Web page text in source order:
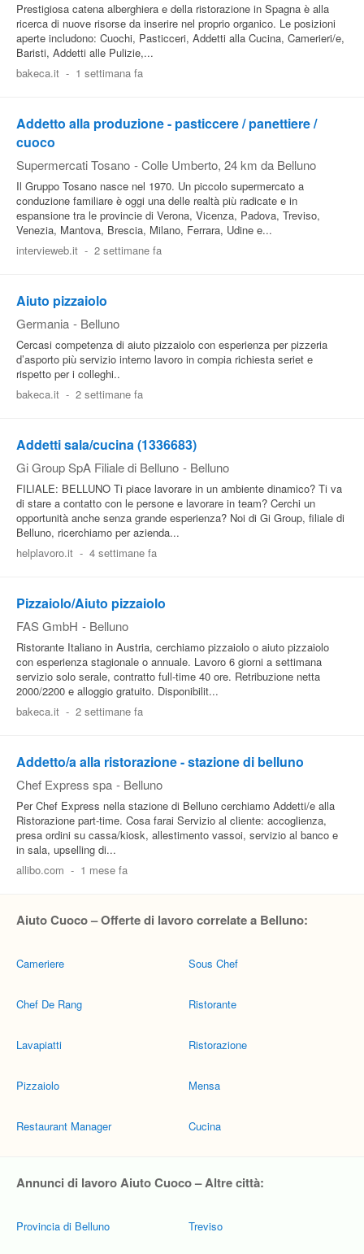
Prestigiosa catena alberghiera e della ristorazione in Spagna è alla
ricerca di nuove risorse da inserire nel proprio organico. Le posizioni
aperte includono: Cuochi, Pasticceri, Addetti alla Cucina, Camerieri/e,
Baristi, Addetti alle Pulizie,...
bakeca.it - 1 settimana fa
Addetto alla produzione - pasticcere / panettiere /
cuoco
Supermercati Tosano - Colle Umberto, 24 km da Belluno
Il Gruppo Tosano nasce nel 1970. Un piccolo supermercato a
conduzione familiare è oggi una delle realtà più radicate e in
espansione tra le provincie di Verona, Vicenza, Padova, Treviso,
Venezia, Mantova, Brescia, Milano, Ferrara, Udine e...
intervieweb.it - 2 settimane fa
Aiuto pizzaiolo
Germania - Belluno
Cercasi competenza di aiuto pizzaiolo con esperienza per pizzeria
d’asporto più servizio interno lavoro in compia richiesta seriet e
rispetto per i colleghi..
bakeca.it - 2 settimane fa
Addetti sala/cucina (1336683)
Gi Group SpA Filiale di Belluno - Belluno
FILIALE: BELLUNO Ti piace lavorare in un ambiente dinamico? Ti va
di stare a contatto con le persone e lavorare in team? Cerchi un
opportunità anche senza grande esperienza? Noi di Gi Group, filiale di
Belluno, ricerchiamo per azienda...
helplavoro.it - 4 settimane fa
Pizzaiolo/Aiuto pizzaiolo
FAS GmbH - Belluno
Ristorante Italiano in Austria, cerchiamo pizzaiolo o aiuto pizzaiolo
con esperienza stagionale o annuale. Lavoro 6 giorni a settimana
servizio solo serale, contratto full-time 40 ore. Retribuzione netta
2000/2200 e alloggio gratuito. Disponibilit...
bakeca.it - 2 settimane fa
Addetto/a alla ristorazione - stazione di belluno
Chef Express spa - Belluno
Per Chef Express nella stazione di Belluno cerchiamo Addetti/e alla
Ristorazione part-time. Cosa farai Servizio al cliente: accoglienza,
presa ordini su cassa/kiosk, allestimento vassoi, servizio al banco e
in sala, upselling di...
allibo.com - 1 mese fa
Aiuto Cuoco – Offerte di lavoro correlate a Belluno:
Cameriere
Chef De Rang
Lavapiatti
Pizzaiolo
Restaurant Manager
Sous Chef
Ristorante
Ristorazione
Mensa
Cucina
Annunci di lavoro Aiuto Cuoco – Altre città:
Provincia di Belluno Treviso